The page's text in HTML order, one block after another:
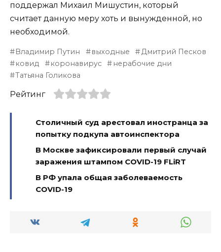
поддержал Михаил Мишустин, который
считает данную меру хоть и вынужденной, но
необходимой.
Владимир Путин выходные
Дмитрий Песков
ковид
коронавирус
нерабочие дни
Татьяна Голикова
Рейтинг
Столичный суд арестовал иностранца за
попытку подкупа автоинспектора
В Москве зафиксировали первый случай
заражения штампом COVID-19 FLiRT
В РФ упала общая заболеваемость
COVID-19